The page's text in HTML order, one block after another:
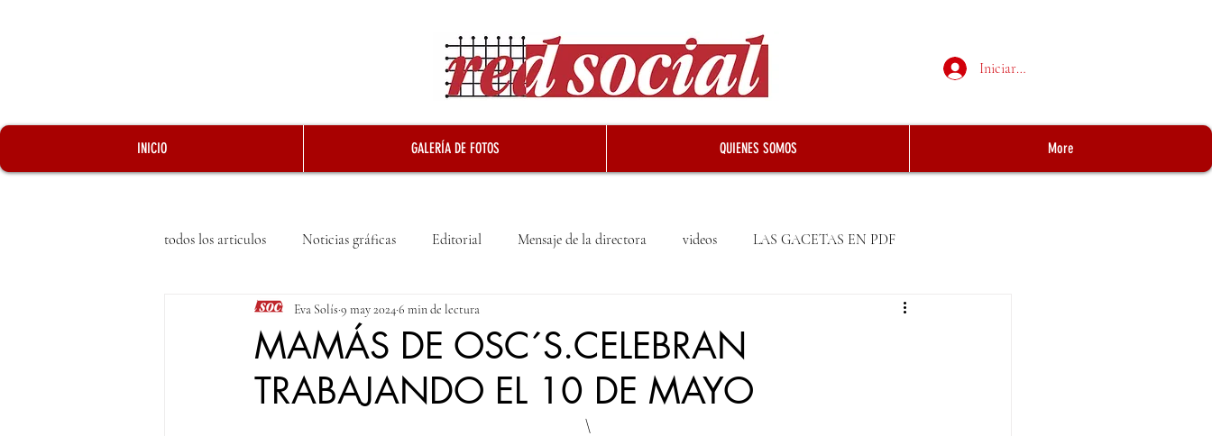
Iniciar sesión
INICIO GALERÍA DE FOTOS QUIENES SOMOS More
todos los articulos Noticias gráficas Editorial Mensaje de la directora videos LAS GACETAS EN PDF
MAMÁS DE OSC´S.CELEBRAN
TRABAJANDO EL 10 DE MAYO
Eva Solís 9 may 20246 min de lectura
\